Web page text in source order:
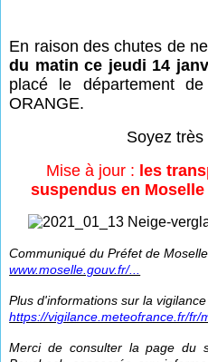
En raison des chutes de
du matin ce jeudi 14
placé le département
ORANGE.
Soyez
Mise à jour : les
suspendus en
Communiqué du Préfet de
www.moselle.gouv.fr/...
Plus d'informations sur la
https://vigilance.meteofrance.fr/fr/
Merci de consulter la page du